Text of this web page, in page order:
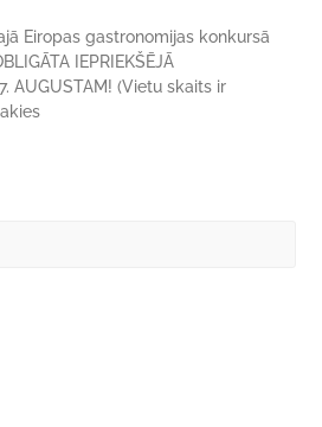
Eiropas gastronomijas konkursā
IEPRIEKŠĒJĀ
AUGUSTAM! (Vietu skaits ir